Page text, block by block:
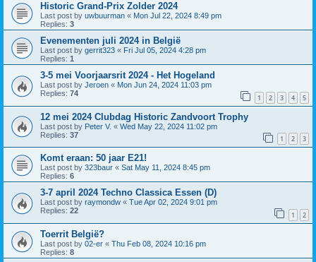
Historic Grand-Prix Zolder 2024
Last post by uwbuurman « Mon Jul 22, 2024 8:49 pm
Replies: 3
Evenementen juli 2024 in België
Last post by gerrit323 « Fri Jul 05, 2024 4:28 pm
Replies: 1
3-5 mei Voorjaarsrit 2024 - Het Hogeland
Last post by Jeroen « Mon Jun 24, 2024 11:03 pm
Replies: 74 1 2 3 4 5
12 mei 2024 Clubdag Historic Zandvoort Trophy
Last post by Peter V. « Wed May 22, 2024 11:02 pm
Replies: 37 1 2 3
Komt eraan: 50 jaar E21!
Last post by 323baur « Sat May 11, 2024 8:45 pm
Replies: 6
3-7 april 2024 Techno Classica Essen (D)
Last post by raymondw « Tue Apr 02, 2024 9:01 pm
Replies: 22 1 2
Toerrit België?
Last post by 02-er « Thu Feb 08, 2024 10:16 pm
Replies: 8